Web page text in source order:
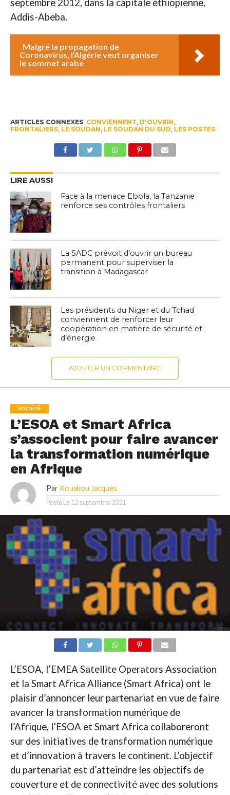
septembre 2012, dans la capitale éthiopienne,
Addis-Abeba.
Malgré la propagation de
Coronavirus, l'Algérie veut organiser
le sommet arabe
ARTICLES CONNEXES CONVIENNENT D'OUVRIR
FRONTALIERS, LE SOUDAN LE SOUDAN DU SUD LES POSTES
LIRE AUSSI
Face à la menace Ebola, la Tanzanie
renforce ses contrôles frontaliers
La SADC prévoit d’ouvrir un bureau
permanent pour superviser la
transition à Madagascar
Les présidents du Niger et du Tchad
conviennent de renforcer leur
coopération en matière de sécurité et
d’énergie
AJOUTER UN COMMENTAIRE
SOCIÉTÉ
L’ESOA et Smart Africa
s’associent pour faire avancer
la transformation numérique
en Afrique
Par Kouakou Jacques
Posté Le 12 septembre 2021
L’ESOA, l’EMEA Satellite Operators Association
et la Smart Africa Alliance (Smart Africa) ont le
plaisir d’annoncer leur partenariat en vue de faire
avancer la transformation numérique de
l’Afrique, l’ESOA et Smart Africa collaboreront
sur des initiatives de transformation numérique
et d’innovation à travers le continent. L’objectif
du partenariat est d’atteindre les objectifs de
couverture et de connectivité avec des solutions